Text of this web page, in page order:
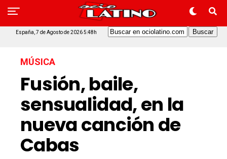
España, 7 de Agosto de 2026 5:48h
MÚSICA
Fusión, baile,
sensualidad, en la
nueva canción de
Cabas